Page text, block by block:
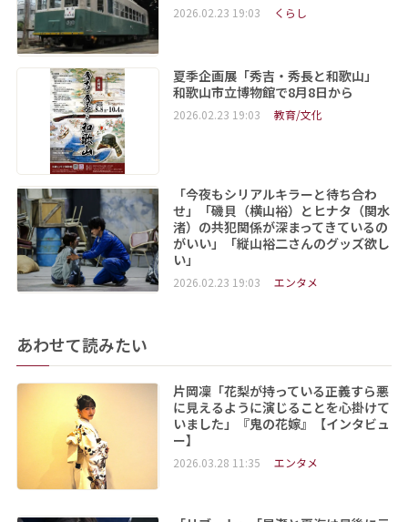
2026.02.23 19:03 くらし
夏季企画展「秀吉・秀長と和歌山」
和歌山市立博物館で8月8日から
2026.02.23 19:03 教育/文化
「今夜もシリアルキラーと待ち合わ
せ」「磯貝（横山裕）とヒナタ（関水
渚）の共犯関係が深まってきているの
がいい」「縦山裕二さんのグッズ欲し
い」
2026.02.23 19:03 エンタメ
あわせて読みたい
片岡凜「花梨が持っている正義すら悪
に見えるように演じることを心掛けて
いました」『鬼の花嫁』【インタビュ
ー】
2026.03.28 11:35 エンタメ